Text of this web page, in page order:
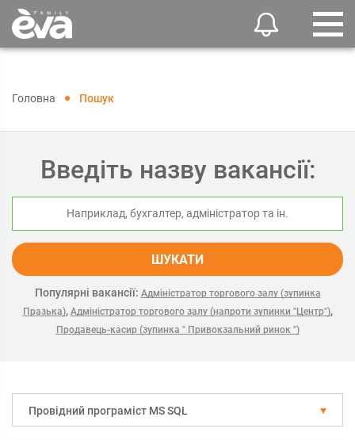
Головна Пошук
Введіть назву вакансії:
ШУКАТИ
Популярні вакансії: Адміністратор торгового залу (зупинка
Празька), Адміністратор торгового залу (напроти зупинки "Центр"),
Продавець-касир (зупинка " Привокзальний ринок ")
Провідний програміст MS SQL